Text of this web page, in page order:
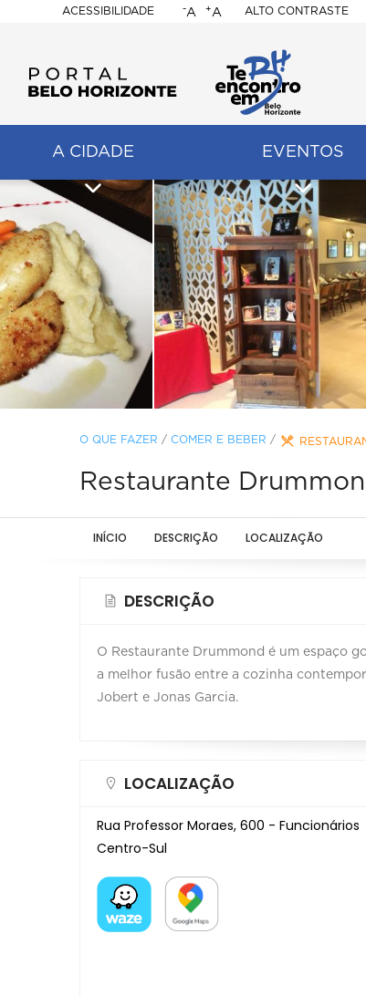
ACESSIBILIDADE
BELO
HORIZONTE
-A +A ALTO CONTRASTE
A CIDADE EVENTOS
O QUE FAZER / COMER E BEBER /
Restaurante
INÍCIO DESCRIÇÃO LOCALIZAÇÃO
DESCRIÇÃO
O Restaurante Drummond é um espaço
a melhor fusão entre a cozinha
Jobert e Jonas Garcia.
LOCALIZAÇÃO
Rua Professor Moraes, 600 - Funcionários
Centro-Sul